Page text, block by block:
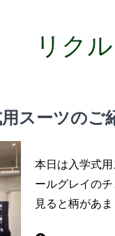
リク
用スーツのご
本日は入学式
ールグレイの
見ると柄があ